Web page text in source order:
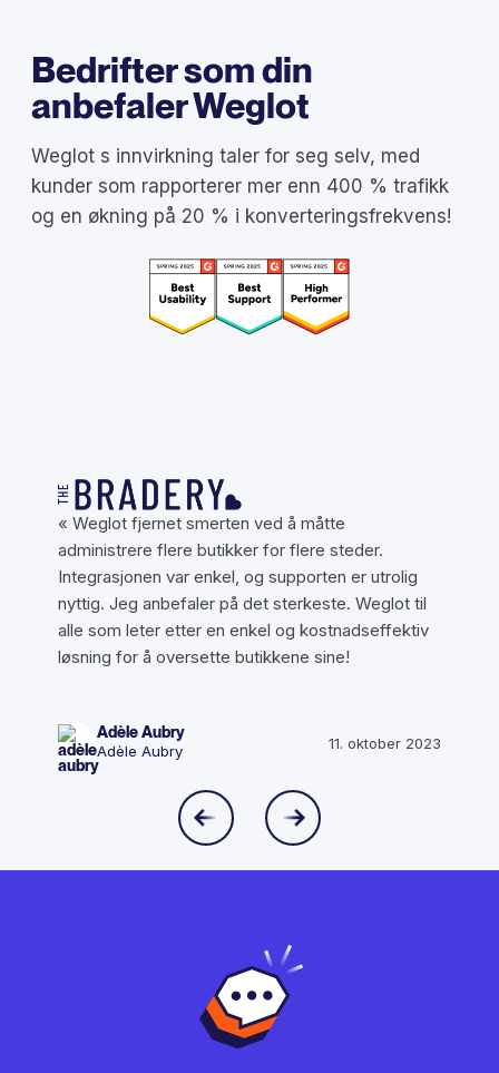
Bedrifter som din
anbefaler Weglot
Weglot s innvirkning taler for seg selv, med
kunder som rapporterer mer enn 400 % trafikk
og en økning på 20 % i konverteringsfrekvens!
« Weglot fjernet smerten ved å måtte
administrere flere butikker for flere steder.
Integrasjonen var enkel, og supporten er utrolig
nyttig. Jeg anbefaler på det sterkeste. Weglot til
alle som leter etter en enkel og kostnadseffektiv
løsning for å oversette butikkene sine!
Adèle Aubry
Adèle Aubry
11. oktober 2023